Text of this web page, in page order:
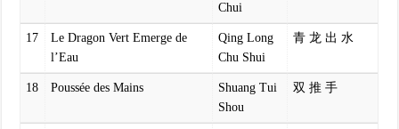
Chui
17
Le Dragon Vert Emerge de
l’Eau
Qing Long
Chu Shui
青 龙 出 水
18 Poussée des Mains
Shuang Tui
Shou
双 推 手